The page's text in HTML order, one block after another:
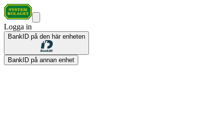
Logga in
BankID på den här enheten
BankID på annan enhet